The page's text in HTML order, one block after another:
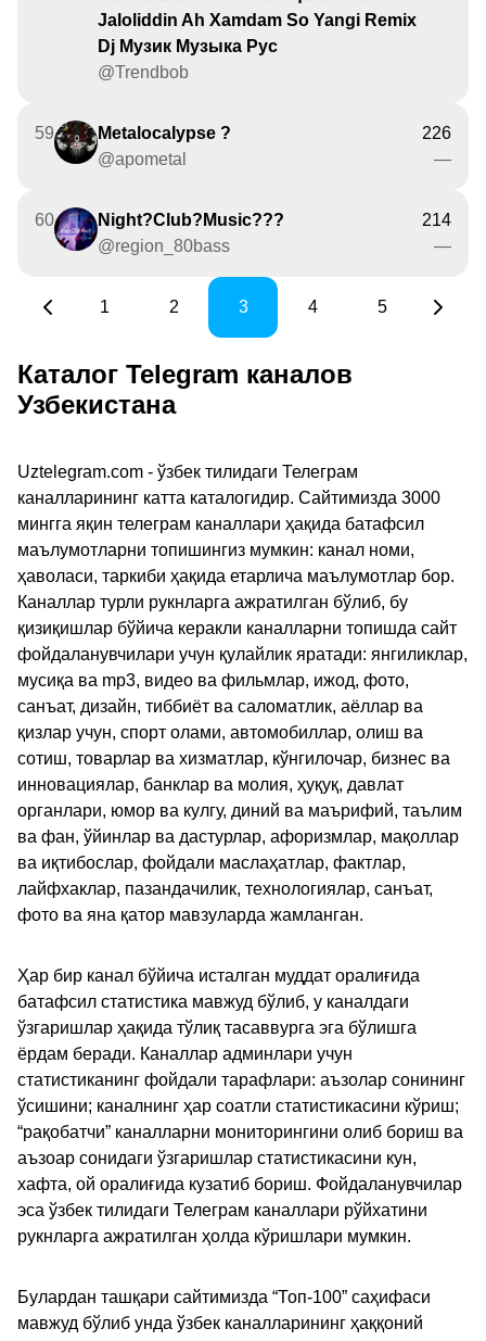
Jaloliddin Ah Xamdam So Yangi Remix
Dj Музик Музыка Рус
@Trendbob
59
Metalocalypse ?
@apometal
226
—
60
Night?Club?Music???
@region_80bass
214
—
1 2 3 4 5
Каталог Telegram каналов
Узбекистана
Uztelegram.com - ўзбек тилидаги Телеграм
каналларининг катта каталогидир. Сайтимизда 3000
мингга яқин телеграм каналлари ҳақида батафсил
маълумотларни топишингиз мумкин: канал номи,
ҳаволаси, таркиби ҳақида етарлича маълумотлар бор.
Каналлар турли рукнларга ажратилган бўлиб, бу
қизиқишлар бўйича керакли каналларни топишда сайт
фойдаланувчилари учун қулайлик яратади: янгиликлар,
мусиқа ва mp3, видео ва фильмлар, ижод, фото,
санъат, дизайн, тиббиёт ва саломатлик, аёллар ва
қизлар учун, спорт олами, автомобиллар, олиш ва
сотиш, товарлар ва хизматлар, кўнгилочар, бизнес ва
инновациялар, банклар ва молия, ҳуқуқ, давлат
органлари, юмор ва кулгу, диний ва маърифий, таълим
ва фан, ўйинлар ва дастурлар, афоризмлар, мақоллар
ва иқтибослар, фойдали маслаҳатлар, фактлар,
лайфхаклар, пазандачилик, технологиялар, санъат,
фото ва яна қатор мавзуларда жамланган.
Ҳар бир канал бўйича исталган муддат оралиғида
батафсил статистика мавжуд бўлиб, у каналдаги
ўзгаришлар ҳақида тўлиқ тасаввурга эга бўлишга
ёрдам беради. Каналлар админлари учун
статистиканинг фойдали тарафлари: аъзолар сонининг
ўсишини; каналнинг ҳар соатли статистикасини кўриш;
“рақобатчи” каналларни мониторингини олиб бориш ва
аъзоар сонидаги ўзгаришлар статистикасини кун,
хафта, ой оралиғида кузатиб бориш. Фойдаланувчилар
эса ўзбек тилидаги Телеграм каналлари рўйхатини
рукнларга ажратилган ҳолда кўришлари мумкин.
Булардан ташқари сайтимизда “Топ-100” саҳифаси
мавжуд бўлиб унда ўзбек каналларининг ҳаққоний